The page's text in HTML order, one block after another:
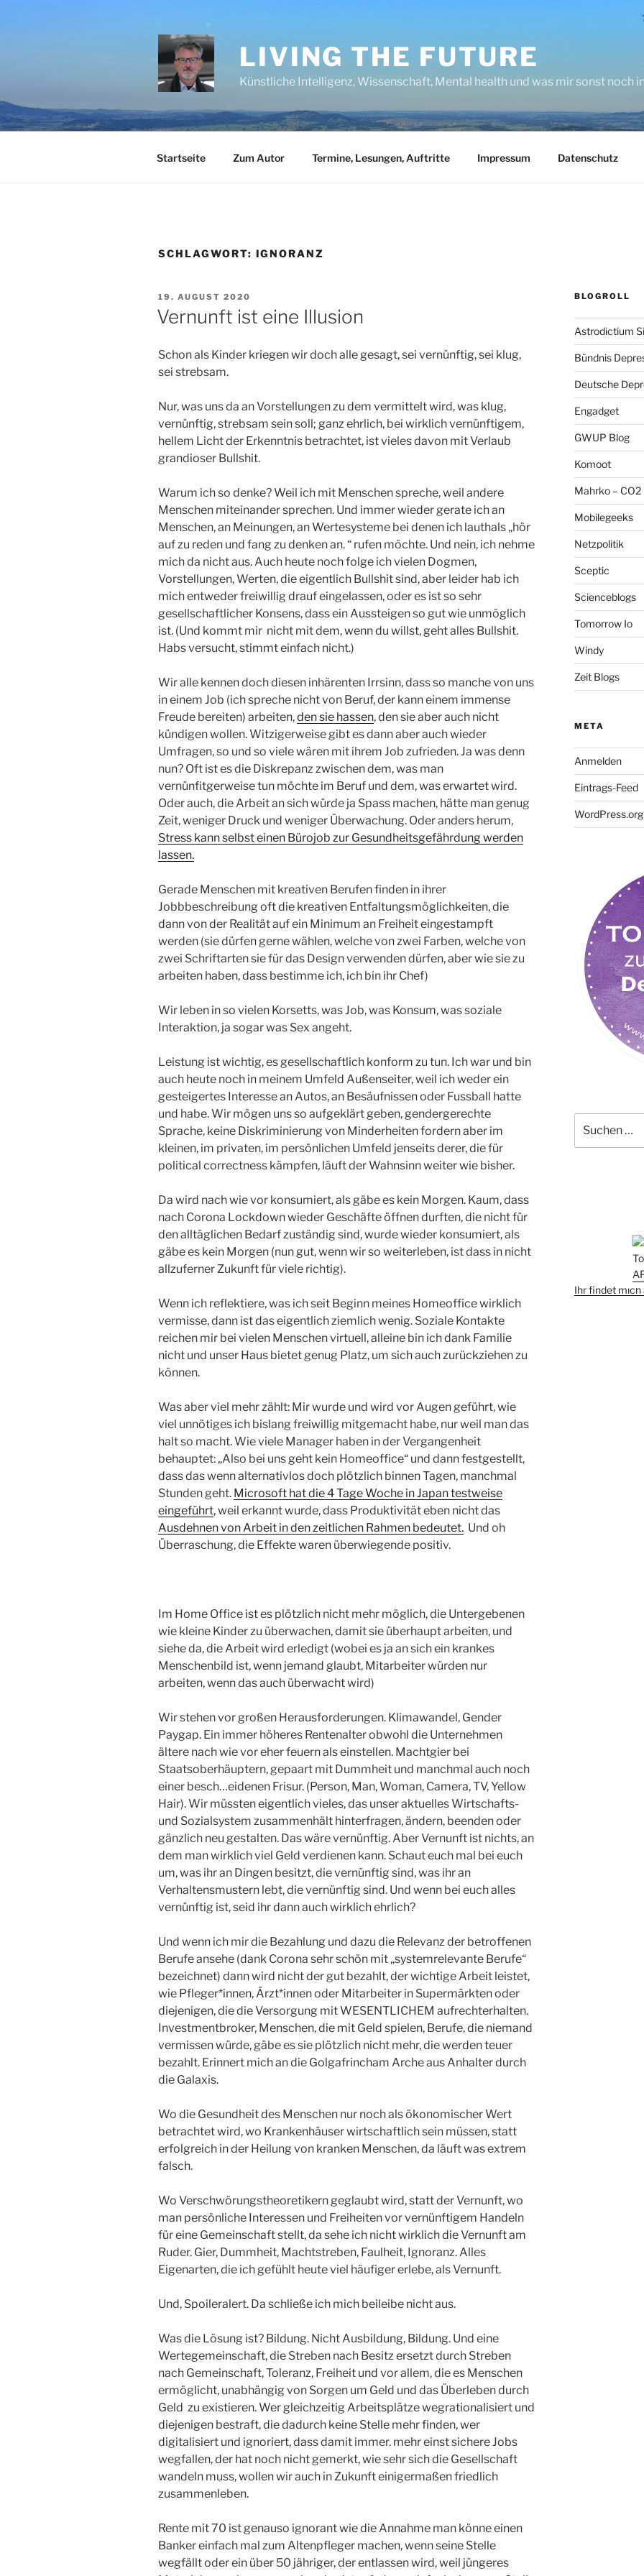
LIVING THE FUTURE
Künstliche Intelligenz, Wissenschaft, Mental health und was mir sonst noch
Startseite Zum Autor Termine, Lesungen, Auftritte Impressum Datenschutz
SCHLAGWORT: IGNORANZ
VERÖFFENTLICHT
AM
19. AUGUST 2020
Vernunft ist eine Illusion
Schon als Kinder kriegen wir doch alle gesagt, sei vernünftig, sei klug,
sei strebsam.
Nur, was uns da an Vorstellungen zu dem vermittelt wird, was klug,
vernünftig, strebsam sein soll; ganz ehrlich, bei wirklich vernünftigem,
hellem Licht der Erkenntnis betrachtet, ist vieles davon mit Verlaub
grandioser Bullshit.
Warum ich so denke? Weil ich mit Menschen spreche, weil andere
Menschen miteinander sprechen. Und immer wieder gerate ich an
Menschen, an Meinungen, an Wertesysteme bei denen ich lauthals „hör
auf zu reden und fang zu denken an. “ rufen möchte. Und nein, ich nehme
mich da nicht aus. Auch heute noch folge ich vielen Dogmen,
Vorstellungen, Werten, die eigentlich Bullshit sind, aber leider hab ich
mich entweder freiwillig drauf eingelassen, oder es ist so sehr
gesellschaftlicher Konsens, dass ein Aussteigen so gut wie unmöglich
ist. (Und kommt mir nicht mit dem, wenn du willst, geht alles Bullshit.
Habs versucht, stimmt einfach nicht.)
Wir alle kennen doch diesen inhärenten Irrsinn, dass so manche von uns
in einem Job (ich spreche nicht von Beruf, der kann einem immense
Freude bereiten) arbeiten,den sie hassen, den sie aber auch nicht
kündigen wollen. Witzigerweise gibt es dann aber auch wieder
Umfragen, so und so viele wären mit ihrem Job zufrieden. Ja was denn
nun? Oft ist es die Diskrepanz zwischen dem, was man
vernünfitgerweise tun möchte im Beruf und dem, was erwartet wird.
Oder auch, die Arbeit an sich würde ja Spass machen, hätte man genug
Zeit, weniger Druck und weniger Überwachung. Oder anders herum,
Stress kann selbst einen Bürojob zur Gesundheitsgefährdung werden
lassen.
Gerade Menschen mit kreativen Berufen finden in ihrer
Jobbbeschreibung oft die kreativen Entfaltungsmöglichkeiten, die
dann von der Realität auf ein Minimum an Freiheit eingestampft
werden (sie dürfen gerne wählen, welche von zwei Farben, welche von
zwei Schriftarten sie für das Design verwenden dürfen, aber wie sie zu
arbeiten haben, dass bestimme ich, ich bin ihr Chef)
Wir leben in so vielen Korsetts, was Job, was Konsum, was soziale
Interaktion, ja sogar was Sex angeht.
Leistung ist wichtig, es gesellschaftlich konform zu tun. Ich war und bin
auch heute noch in meinem Umfeld Außenseiter, weil ich weder ein
gesteigertes Interesse an Autos, an Besäufnissen oder Fussball hatte
und habe. Wir mögen uns so aufgeklärt geben, gendergerechte
Sprache, keine Diskriminierung von Minderheiten fordern aber im
kleinen, im privaten, im persönlichen Umfeld jenseits derer, die für
political correctness kämpfen, läuft der Wahnsinn weiter wie bisher.
Da wird nach wie vor konsumiert, als gäbe es kein Morgen. Kaum, dass
nach Corona Lockdown wieder Geschäfte öffnen durften, die nicht für
den alltäglichen Bedarf zuständig sind, wurde wieder konsumiert, als
gäbe es kein Morgen (nun gut, wenn wir so weiterleben, ist dass in nicht
allzuferner Zukunft für viele richtig).
Wenn ich reflektiere, was ich seit Beginn meines Homeoffice wirklich
vermisse, dann ist das eigentlich ziemlich wenig. Soziale Kontakte
reichen mir bei vielen Menschen virtuell, alleine bin ich dank Familie
nicht und unser Haus bietet genug Platz, um sich auch zurückziehen zu
können.
Was aber viel mehr zählt: Mir wurde und wird vor Augen geführt, wie
viel unnötiges ich bislang freiwillig mitgemacht habe, nur weil man das
halt so macht. Wie viele Manager haben in der Vergangenheit
behauptet: „Also bei uns geht kein Homeoffice“ und dann festgestellt,
dass das wenn alternativlos doch plötzlich binnen Tagen, manchmal
Stunden geht. Microsoft hat die 4 Tage Woche in Japan testweise
eingeführt, weil erkannt wurde, dass Produktivität eben nicht das
Ausdehnen von Arbeit in den zeitlichen Rahmen bedeutet. Und oh
Überraschung, die Effekte waren überwiegende positiv.
Im Home Office ist es plötzlich nicht mehr möglich, die Untergebenen
wie kleine Kinder zu überwachen, damit sie überhaupt arbeiten, und
siehe da, die Arbeit wird erledigt (wobei es ja an sich ein krankes
Menschenbild ist, wenn jemand glaubt, Mitarbeiter würden nur
arbeiten, wenn das auch überwacht wird)
Wir stehen vor großen Herausforderungen. Klimawandel, Gender
Paygap. Ein immer höheres Rentenalter obwohl die Unternehmen
ältere nach wie vor eher feuern als einstellen. Machtgier bei
Staatsoberhäuptern, gepaart mit Dummheit und manchmal auch noch
einer besch…eidenen Frisur. (Person, Man, Woman, Camera, TV, Yellow
Hair). Wir müssten eigentlich vieles, das unser aktuelles Wirtschafts-
und Sozialsystem zusammenhält hinterfragen, ändern, beenden oder
gänzlich neu gestalten. Das wäre vernünftig. Aber Vernunft ist nichts, an
dem man wirklich viel Geld verdienen kann. Schaut euch mal bei euch
um, was ihr an Dingen besitzt, die vernünftig sind, was ihr an
Verhaltensmustern lebt, die vernünftig sind. Und wenn bei euch alles
vernünftig ist, seid ihr dann auch wirklich ehrlich?
Und wenn ich mir die Bezahlung und dazu die Relevanz der betroffenen
Berufe ansehe (dank Corona sehr schön mit „systemrelevante Berufe“
bezeichnet) dann wird nicht der gut bezahlt, der wichtige Arbeit leistet,
wie Pfleger*innen, Ärzt*innen oder Mitarbeiter in Supermärkten oder
diejenigen, die die Versorgung mit WESENTLICHEM aufrechterhalten.
Investmentbroker, Menschen, die mit Geld spielen, Berufe, die niemand
vermissen würde, gäbe es sie plötzlich nicht mehr, die werden teuer
bezahlt. Erinnert mich an die Golgafrincham Arche aus Anhalter durch
die Galaxis.
Wo die Gesundheit des Menschen nur noch als ökonomischer Wert
betrachtet wird, wo Krankenhäuser wirtschaftlich sein müssen, statt
erfolgreich in der Heilung von kranken Menschen, da läuft was extrem
falsch.
Wo Verschwörungstheoretikern geglaubt wird, statt der Vernunft, wo
man persönliche Interessen und Freiheiten vor vernünftigem Handeln
für eine Gemeinschaft stellt, da sehe ich nicht wirklich die Vernunft am
Ruder. Gier, Dummheit, Machtstreben, Faulheit, Ignoranz. Alles
Eigenarten, die ich gefühlt heute viel häufiger erlebe, als Vernunft.
Und, Spoileralert. Da schließe ich mich beileibe nicht aus.
Was die Lösung ist? Bildung. Nicht Ausbildung, Bildung. Und eine
Wertegemeinschaft, die Streben nach Besitz ersetzt durch Streben
nach Gemeinschaft, Toleranz, Freiheit und vor allem, die es Menschen
ermöglicht, unabhängig von Sorgen um Geld und das Überleben durch
Geld zu existieren. Wer gleichzeitig Arbeitsplätze wegrationalisiert und
diejenigen bestraft, die dadurch keine Stelle mehr finden, wer
digitalisiert und ignoriert, dass damit immer. mehr einst sichere Jobs
wegfallen, der hat noch nicht gemerkt, wie sehr sich die Gesellschaft
wandeln muss, wollen wir auch in Zukunft einigermaßen friedlich
zusammenleben.
Rente mit 70 ist genauso ignorant wie die Annahme man könne einen
Banker einfach mal zum Altenpfleger machen, wenn seine Stelle
wegfällt oder ein über 50 jähriger, der entlassen wird, weil jüngeres
BLOGROLL
Astrodictium
Bündnis
Deutsche
Engadget
GWUP Blog
Komoot
Mahrko –
Mobilegeeks
Netzpolitik
Sceptic
Scienceblogs
Tomorrow Io
Windy
Zeit Blogs
META
Anmelden
Eintrags-Feed
WordPress.org
nach:
Ihr findet mich